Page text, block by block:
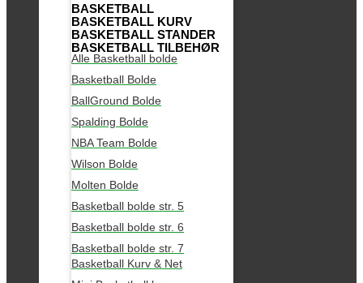
BASKETBALL
BASKETBALL KURV
BASKETBALL STANDER
BASKETBALL TILBEHØR
Alle Basketball bolde
Basketball Bolde
BallGround Bolde
Spalding Bolde
NBA Team Bolde
Wilson Bolde
Molten Bolde
Basketball bolde str. 5
Basketball bolde str. 6
Basketball bolde str. 7
Basketball Kurv & Net